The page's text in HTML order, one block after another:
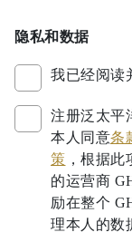
隐私和数据
我已经阅读
注册泛太平
本人同意条
策 ，根据
的运营商
励在整个
理本人的数